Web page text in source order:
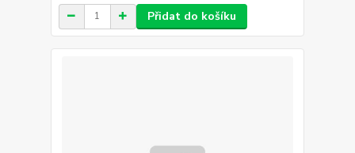
Přidat do košíku